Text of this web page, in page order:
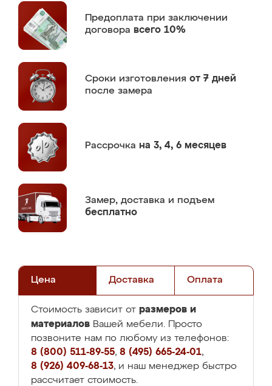
Предоплата при заключении
договора всего 10%
Сроки изготовления от 7 дней
после замера
Рассрочка на 3, 4, 6 месяцев
Замер, доставка и подъем
бесплатно
Цена Доставка Оплата
Стоимость зависит от размеров и
материалов Вашей мебели. Просто
позвоните нам по любому из телефонов:
8 (800) 511-89-55, 8 (495) 665-24-01,
8 (926) 409-68-13, и наш менеджер быстро
рассчитает стоимость.